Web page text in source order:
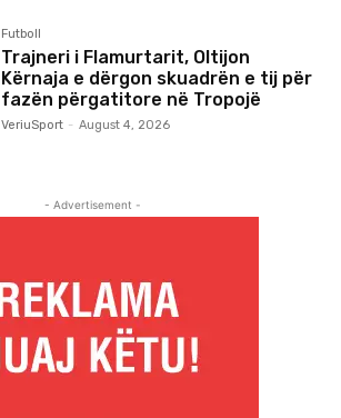
Futboll
Trajneri i Flamurtarit, Oltijon
Kërnaja e dërgon skuadrën e tij për
fazën përgatitore në Tropojë
VeriuSport - August 4, 2026
- Advertisement -